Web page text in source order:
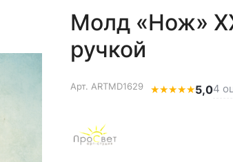
Молд «Нож»
ручкой
Арт. ARTMD1629 ★★★★★5,04